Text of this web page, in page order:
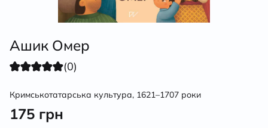
Ашик Омер
(0)
Кримськотатарська культура, 1621–1707 роки
175 грн